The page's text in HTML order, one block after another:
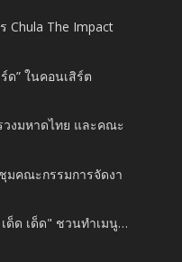
Chula The Impact
ด” ในคอนเสิร์ต
วงมหาดไทย และคณะ
มคณะกรรมการจัดงา
เด็ด เด็ด" ชวนทำเมนู…